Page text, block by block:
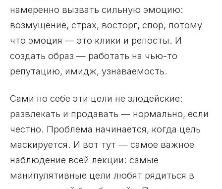
намеренно вызвать сильную эмоцию:
возмущение, страх, восторг, спор, потому
что эмоция — это клики и репосты. И
создать образ — работать на чью-то
репутацию, имидж, узнаваемость.
Сами по себе эти цели не злодейские:
развлекать и продавать — нормально, если
честно. Проблема начинается, когда цель
маскируется. И вот тут — самое важное
наблюдение всей лекции: самые
манипулятивные цели любят рядиться в